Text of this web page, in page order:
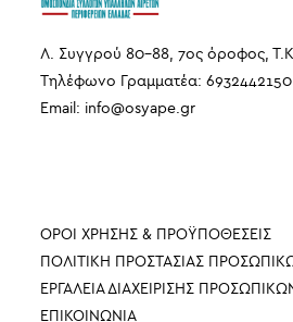
Λ. Συγγρού 80-88, 7ος όροφος,
Τηλέφωνο Γραμματέα: 6932442150
Email: info@osyape.gr
ΟΡΟΙ ΧΡΗΣΗΣ & ΠΡΟΫΠΟΘΕΣΕΙΣ
ΠΟΛΙΤΙΚΗ ΠΡΟΣΤΑΣΙΑΣ
ΕΡΓΑΛΕΙΑ ΔΙΑΧΕΙΡΙΣΗΣ
ΕΠΙΚΟΙΝΩΝΙΑ